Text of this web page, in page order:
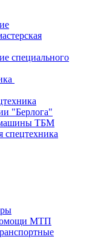
специального
"Берлога"
машины ТБМ
спецтехника
МТП